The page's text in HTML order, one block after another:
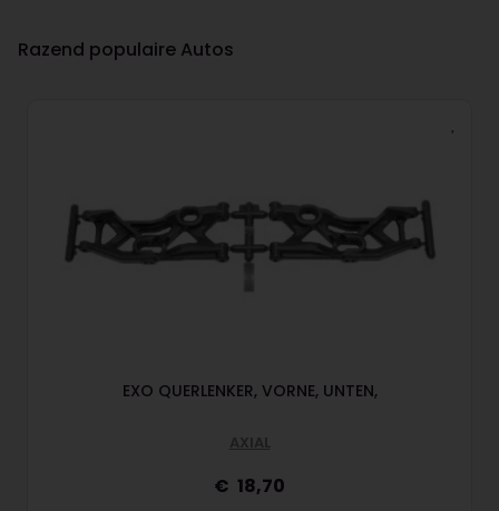
Razend populaire Autos
EXO QUERLENKER, VORNE, UNTEN,
AXIAL
18,70